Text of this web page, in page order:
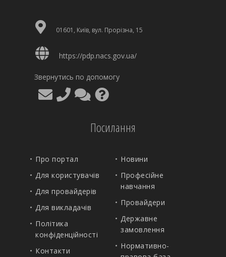
01601, Київ, вул. Прорізна, 15
https://pdp.nacs.gov.ua/
Звернутись по допомогу
Посилання
Про портал
Для користувачів
Для провайдерів
Для викладачів
Політика
конфіденційності
Контакти
Новини
Професійне
навчання
Провайдери
Державне
замовлення
Нормативно-